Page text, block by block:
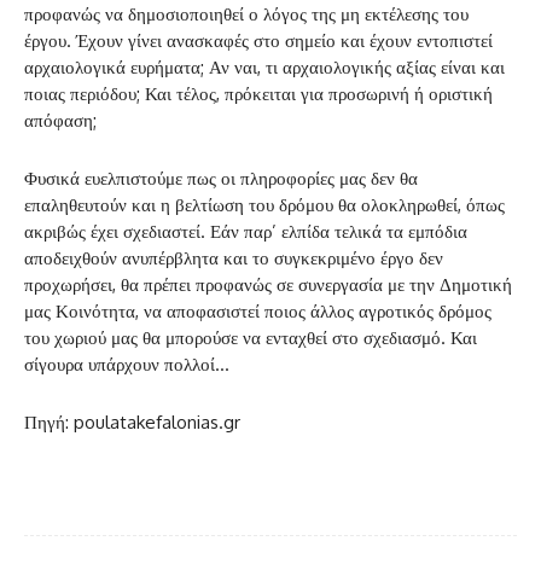
προφανώς να δημοσιοποιηθεί ο λόγος της μη εκτέλεσης του
έργου. Έχουν γίνει ανασκαφές στο σημείο και έχουν εντοπιστεί
αρχαιολογικά ευρήματα; Αν ναι, τι αρχαιολογικής αξίας είναι και
ποιας περιόδου; Και τέλος, πρόκειται για προσωρινή ή οριστική
απόφαση;
Φυσικά ευελπιστούμε πως οι πληροφορίες μας δεν θα
επαληθευτούν και η βελτίωση του δρόμου θα ολοκληρωθεί, όπως
ακριβώς έχει σχεδιαστεί. Εάν παρ’ ελπίδα τελικά τα εμπόδια
αποδειχθούν ανυπέρβλητα και το συγκεκριμένο έργο δεν
προχωρήσει, θα πρέπει προφανώς σε συνεργασία με την Δημοτική
μας Κοινότητα, να αποφασιστεί ποιος άλλος αγροτικός δρόμος
του χωριού μας θα μπορούσε να ενταχθεί στο σχεδιασμό. Και
σίγουρα υπάρχουν πολλοί…
Πηγή: poulatakefalonias.gr